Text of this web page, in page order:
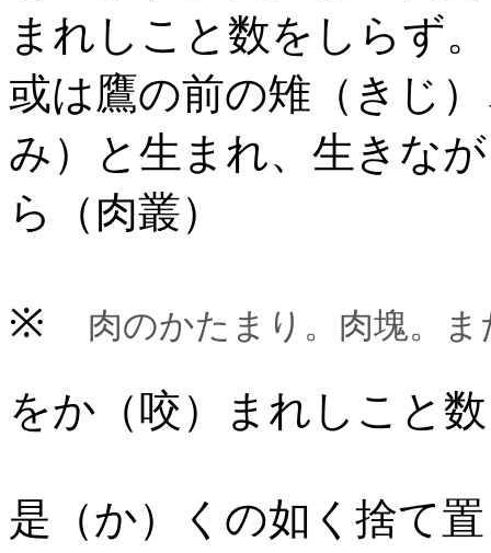
まれしこと数をしらず。
或は鷹の前の雉（きじ
み）と生まれ、生きな
ら（肉叢）
※ 肉のかたまり。肉塊。ま
をか（咬）まれしこと
是（か）くの如く捨て